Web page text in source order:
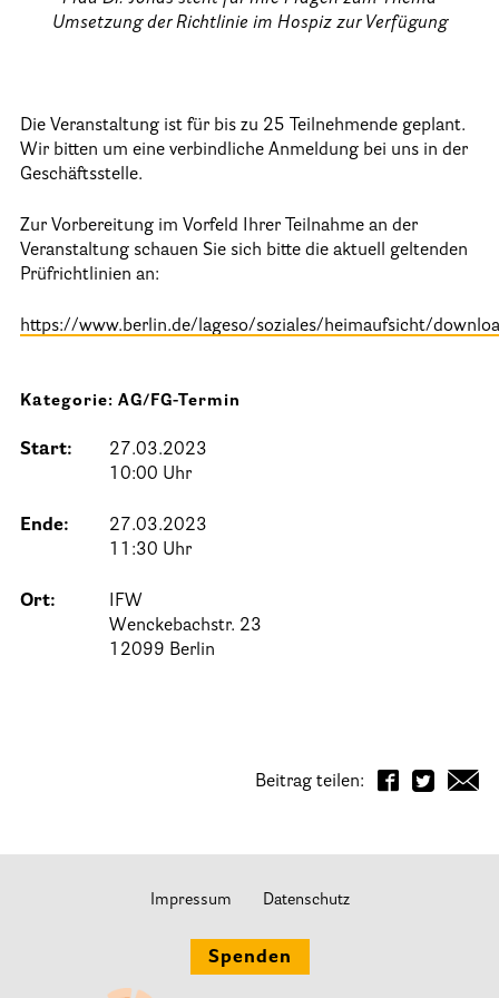
Besondere Situationen
Betreuung im Pflegeheim
Betreuung im stationären Hospiz
Betreuung im Krankenhaus
Veranstaltungen
25 Jahre HPV Berlin – Festakt am 19. Okt. 2024
Berliner Werkstattgespräche zur Hospiz- und Palliativarbeit
Berliner Hospizforen
Ambulante Hospizdienste
Umsetzung der Richtlinie im Hospiz zur Verfügung
Die Veranstaltung ist für bis zu 25 Teilnehmende geplant.
Wir bitten um eine verbindliche Anmeldung bei uns in der
Geschäftsstelle.
Zur Vorbereitung im Vorfeld Ihrer Teilnahme an der
Veranstaltung schauen Sie sich bitte die aktuell geltenden
Prüfrichtlinien an:
https://www.berlin.de/lageso/soziales/heimaufsicht/
Kategorie: AG/FG-Termin
Start:
27.03.2023
10:00 Uhr
Ende:
27.03.2023
11:30 Uhr
Ort:
IFW
Wenckebachstr. 23
12099 Berlin
Beitrag teilen:
Spenden
Impressum Datenschutz